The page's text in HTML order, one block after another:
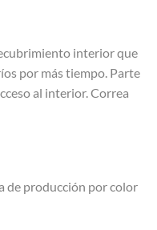
interior que
por más tiempo. Parte
al interior. Correa
de producción por color